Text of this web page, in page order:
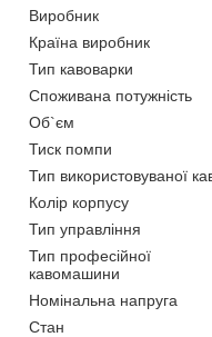
Виробник
Країна виробник
Тип кавоварки
Споживана потужність
Об`єм
Тиск помпи
Тип використовуваної
Колір корпусу
Тип управління
Тип професійної
кавомашини
Номінальна напруга
Стан